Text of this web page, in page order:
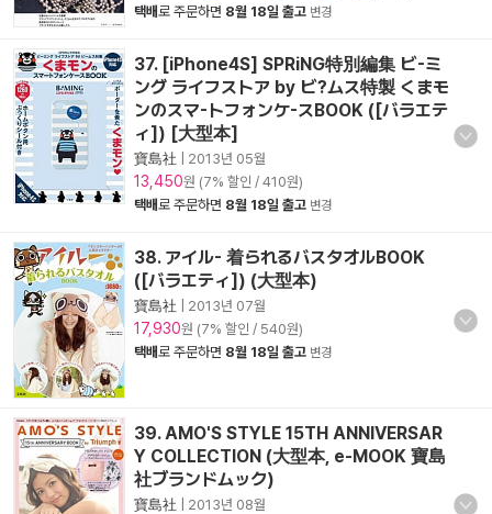
택배로 주문하면 8월 18일 출고 변경
37. [iPhone4S] SPRiNG特別編集 ビ-ミ
ング ライフストア by ビ?ムス特製 くまモ
ンのスマ-トフォンケ-スBOOK ([バラエテ
ィ]) [大型本]
寶島社 2013년 05월
13,450원 (7% 할인 / 410원)
택배로 주문하면 8월 18일 출고 변경
38. アイル- 着られるバスタオルBOOK
([バラエティ]) (大型本)
寶島社 2013년 07월
17,930원 (7% 할인 / 540원)
택배로 주문하면 8월 18일 출고 변경
39. AMO'S STYLE 15TH ANNIVERSAR
Y COLLECTION (大型本, e-MOOK 寶島
社ブランドムック)
寶島社 2013년 08월